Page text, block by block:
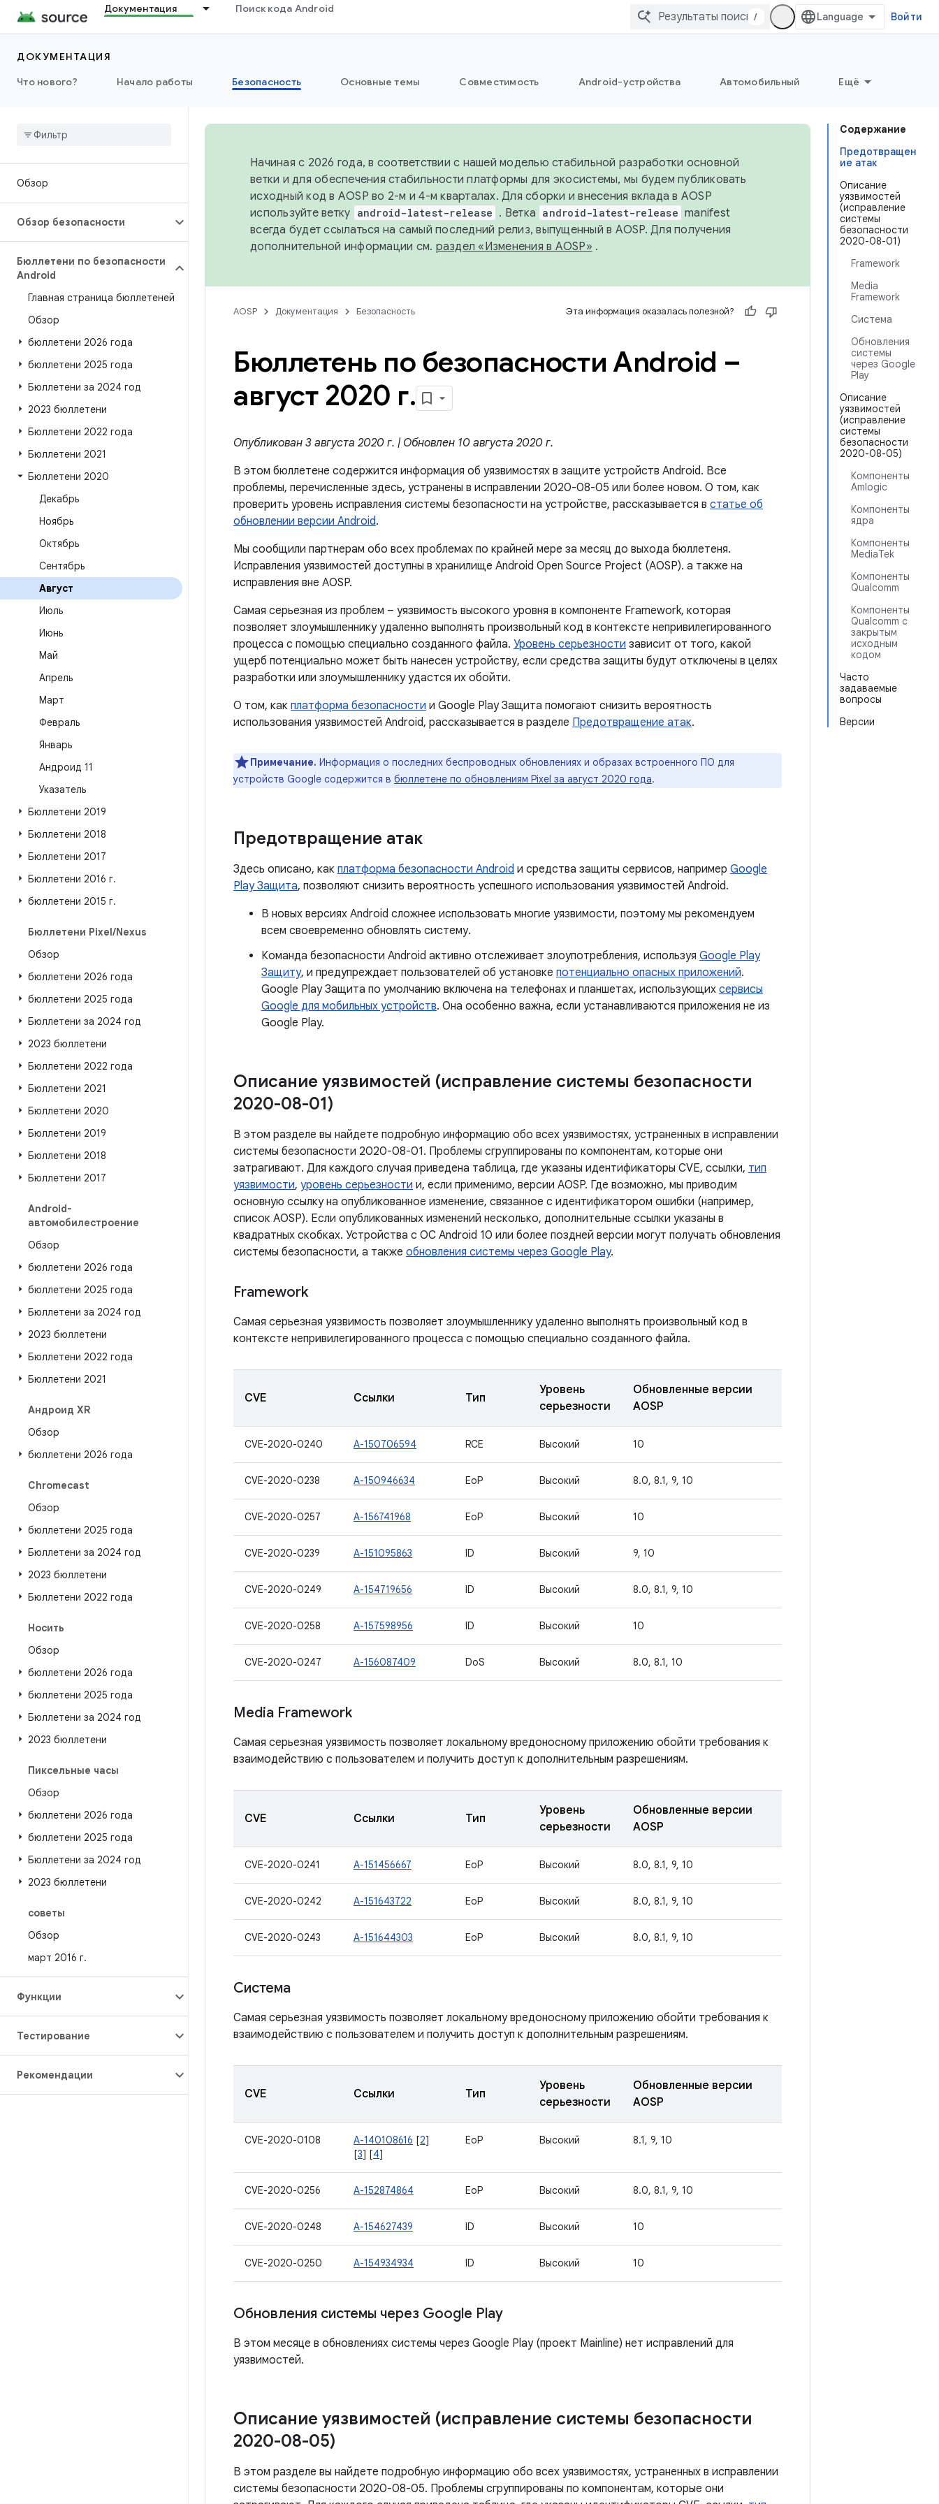
Документация Поиск кода Android
/ Войти
ДОКУМЕНТАЦИЯ
Что нового?
Начало работы Безопасность Основные темы Совместимость Android-устройства Автомобильный Ещё
Обзор
Обзор безопасности
Бюллетени по безопасности
Android
Главная страница бюллетеней
Обзор
бюллетени 2026 года
бюллетени 2025 года
Бюллетени за 2024 год
2023 бюллетени
Бюллетени 2022 года
Бюллетени 2021
Бюллетени 2020
Декабрь
Ноябрь
Октябрь
Сентябрь
Август
Июль
Июнь
Май
Апрель
Март
Февраль
Январь
Андроид 11
Указатель
Бюллетени 2019
Бюллетени 2018
Бюллетени 2017
Бюллетени 2016 г.
бюллетени 2015 г.
Бюллетени Pixel/Nexus
Обзор
бюллетени 2026 года
бюллетени 2025 года
Бюллетени за 2024 год
2023 бюллетени
Бюллетени 2022 года
Бюллетени 2021
Бюллетени 2020
Бюллетени 2019
Бюллетени 2018
Бюллетени 2017
Android-
автомобилестроение
Обзор
бюллетени 2026 года
бюллетени 2025 года
Бюллетени за 2024 год
2023 бюллетени
Бюллетени 2022 года
Бюллетени 2021
Андроид XR
Обзор
бюллетени 2026 года
Chromecast
Обзор
бюллетени 2025 года
Бюллетени за 2024 год
2023 бюллетени
Бюллетени 2022 года
Носить
Обзор
бюллетени 2026 года
бюллетени 2025 года
Бюллетени за 2024 год
2023 бюллетени
Пиксельные часы
Обзор
бюллетени 2026 года
бюллетени 2025 года
Бюллетени за 2024 год
2023 бюллетени
советы
Обзор
март 2016 г.
Функции
Тестирование
Рекомендации
Содержание
Предотвращен
ие атак
Описание
уязвимостей
(исправление
системы
безопасности
2020-08-01)
Framework
Media
Framework
Система
Обновления
системы
через Google
Play
Описание
уязвимостей
(исправление
системы
безопасности
2020-08-05)
Компоненты
Amlogic
Компоненты
ядра
Компоненты
MediaTek
Компоненты
Qualcomm
Компоненты
Qualcomm с
закрытым
исходным
кодом
Часто
задаваемые
вопросы
Версии
Начиная с 2026 года, в соответствии с нашей моделью стабильной разработки основной
ветки и для обеспечения стабильности платформы для экосистемы, мы будем публиковать
исходный код в AOSP во 2-м и 4-м кварталах. Для сборки и внесения вклада в AOSP
используйте ветку android-latest-release . Ветка android-latest-release manifest
всегда будет ссылаться на самый последний релиз, выпущенный в AOSP. Для получения
дополнительной информации см. раздел «Изменения в AOSP» .
AOSP Документация Безопасность Эта информация оказалась полезной?
Бюллетень по безопасности Android –
август 2020 г.
Опубликован 3 августа 2020 г. | Обновлен 10 августа 2020 г.
В этом бюллетене содержится информация об уязвимостях в защите устройств Android. Все
проблемы, перечисленные здесь, устранены в исправлении 2020-08-05 или более новом. О том, как
проверить уровень исправления системы безопасности на устройстве, рассказывается в статье об
обновлении версии Android.
Мы сообщили партнерам обо всех проблемах по крайней мере за месяц до выхода бюллетеня.
Исправления уязвимостей доступны в хранилище Android Open Source Project (AOSP). а также на
исправления вне AOSP.
Самая серьезная из проблем – уязвимость высокого уровня в компоненте Framework, которая
позволяет злоумышленнику удаленно выполнять произвольный код в контексте непривилегированного
процесса с помощью специально созданного файла. Уровень серьезности зависит от того, какой
ущерб потенциально может быть нанесен устройству, если средства защиты будут отключены в целях
разработки или злоумышленнику удастся их обойти.
О том, как платформа безопасности и Google Play Защита помогают снизить вероятность
использования уязвимостей Android, рассказывается в разделе Предотвращение атак.
Примечание. Информация о последних беспроводных обновлениях и образах встроенного ПО для
устройств Google содержится в бюллетене по обновлениям Pixel за август 2020 года.
Предотвращение атак
Здесь описано, как платформа безопасности Android и средства защиты сервисов, например Google
Play Защита, позволяют снизить вероятность успешного использования уязвимостей Android.
В новых версиях Android сложнее использовать многие уязвимости, поэтому мы рекомендуем
всем своевременно обновлять систему.
Команда безопасности Android активно отслеживает злоупотребления, используя Google Play
Защиту, и предупреждает пользователей об установке потенциально опасных приложений.
Google Play Защита по умолчанию включена на телефонах и планшетах, использующих сервисы
Google для мобильных устройств. Она особенно важна, если устанавливаются приложения не из
Google Play.
Описание уязвимостей (исправление системы безопасности
2020-08-01)
В этом разделе вы найдете подробную информацию обо всех уязвимостях, устраненных в исправлении
системы безопасности 2020-08-01. Проблемы сгруппированы по компонентам, которые они
затрагивают. Для каждого случая приведена таблица, где указаны идентификаторы CVE, ссылки, тип
уязвимости, уровень серьезности и, если применимо, версии AOSP. Где возможно, мы приводим
основную ссылку на опубликованное изменение, связанное с идентификатором ошибки (например,
список AOSP). Если опубликованных изменений несколько, дополнительные ссылки указаны в
квадратных скобках. Устройства с ОС Android 10 или более поздней версии могут получать обновления
системы безопасности, а также обновления системы через Google Play.
Framework
Самая серьезная уязвимость позволяет злоумышленнику удаленно выполнять произвольный код в
контексте непривилегированного процесса с помощью специально созданного файла.
CVE Ссылки Тип
Уровень
серьезности
Обновленные версии
AOSP
CVE-2020-0240 A-150706594 RCE Высокий 10
CVE-2020-0238 A-150946634 EoP Высокий 8.0, 8.1, 9, 10
CVE-2020-0257 A-156741968 EoP Высокий 10
CVE-2020-0239 A-151095863 ID Высокий 9, 10
CVE-2020-0249 A-154719656 ID Высокий 8.0, 8.1, 9, 10
CVE-2020-0258 A-157598956 ID Высокий 10
CVE-2020-0247 A-156087409 DoS Высокий 8.0, 8.1, 10
Media Framework
Самая серьезная уязвимость позволяет локальному вредоносному приложению обойти требования к
взаимодействию с пользователем и получить доступ к дополнительным разрешениям.
CVE Ссылки Тип
Уровень
серьезности
Обновленные версии
AOSP
CVE-2020-0241 A-151456667 EoP Высокий 8.0, 8.1, 9, 10
CVE-2020-0242 A-151643722 EoP Высокий 8.0, 8.1, 9, 10
CVE-2020-0243 A-151644303 EoP Высокий 8.0, 8.1, 9, 10
Система
Самая серьезная уязвимость позволяет локальному вредоносному приложению обойти требования к
взаимодействию с пользователем и получить доступ к дополнительным разрешениям.
CVE Ссылки Тип
Уровень
серьезности
Обновленные версии
AOSP
CVE-2020-0108 A-140108616 [2]
[3] [4]
EoP Высокий 8.1, 9, 10
CVE-2020-0256 A-152874864 EoP Высокий 8.0, 8.1, 9, 10
CVE-2020-0248 A-154627439 ID Высокий 10
CVE-2020-0250 A-154934934 ID Высокий 10
Обновления системы через Google Play
В этом месяце в обновлениях системы через Google Play (проект Mainline) нет исправлений для
уязвимостей.
Описание уязвимостей (исправление системы безопасности
2020-08-05)
В этом разделе вы найдете подробную информацию обо всех уязвимостях, устраненных в исправлении
системы безопасности 2020-08-05. Проблемы сгруппированы по компонентам, которые они